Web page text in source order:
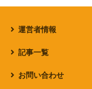
運営者情報
記事一覧
お問い合わせ